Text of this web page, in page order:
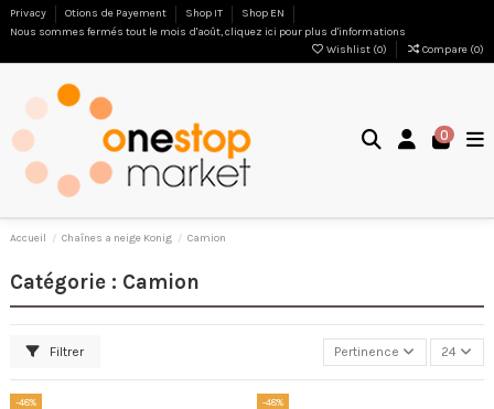
Privacy Otions de Payement Shop IT
Shop EN
Nous sommes fermés tout le mois d'août, cliquez ici pour plus d'informations
Wishlist (0) Compare (0)
0
Accueil Chaînes a neige Konig Camion
Catégorie : Camion
Filtrer Pertinence 24
-48% -48%